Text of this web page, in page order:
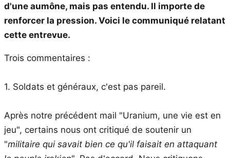
d'une aumône, mais pas entendu. Il importe de
renforcer la pression. Voici le communiqué relatant
cette entrevue.
Trois commentaires :
1. Soldats et généraux, c'est pas pareil.
Après notre précédent mail "Uranium, une vie est en
jeu", certains nous ont critiqué de soutenir un
"militaire qui savait bien ce qu'il faisait en attaquant